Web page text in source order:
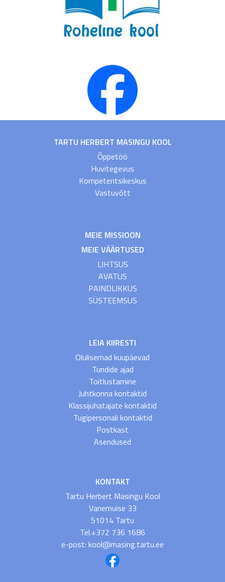
TARTU HERBERT MASINGU KOOL
Õppetöö
Huvitegevus
Kompetentsikeskus
Vastuvõtt
MEIE MISSIOON
MEIE VÄÄRTUSED
LIHTSUS
AVATUS
PAINDLIKKUS
SÜSTEEMSUS
LEIA KIIRESTI
Olulisemad kuupäevad
Tundide ajad
Toitlustamine
Juhtkonna kontaktid
Klassijuhatajate kontaktid
Tugipersonali kontaktid
Postkast
Asendused
KONTAKT
Tartu Herbert Masingu Kool
Vanemuise 33
51014 Tartu
Tel.+372 736 1686
e-post: kool@masing.tartu.ee